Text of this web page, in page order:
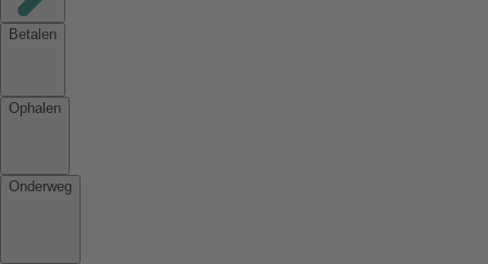
Betalen
Ophalen
Onderweg